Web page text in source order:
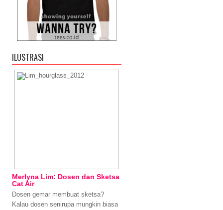
ILUSTRASI
Merlyna Lim: Dosen dan Sketsa
Cat Air
Dosen gemar membuat sketsa?
Kalau dosen senirupa mungkin biasa